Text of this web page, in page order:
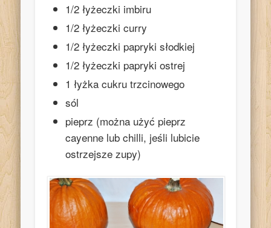
1/2 łyżeczki imbiru
1/2 łyżeczki curry
1/2 łyżeczki papryki słodkiej
1/2 łyżeczki papryki ostrej
1 łyżka cukru trzcinowego
sól
pieprz (można użyć pieprz
cayenne lub chilli, jeśli lubicie
ostrzejsze zupy)